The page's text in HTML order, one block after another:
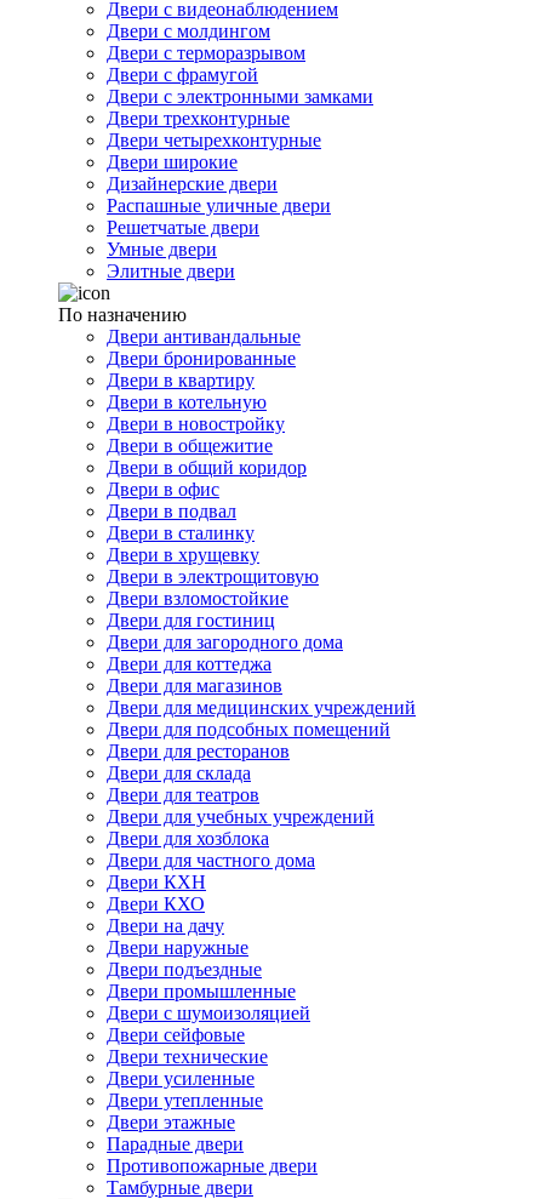
Двери с видеонаблюдением
Двери с молдингом
Двери с терморазрывом
Двери с фрамугой
Двери с электронными замками
Двери трехконтурные
Двери четырехконтурные
Двери широкие
Дизайнерские двери
Распашные уличные двери
Решетчатые двери
Умные двери
Элитные двери
По назначению
Двери антивандальные
Двери бронированные
Двери в квартиру
Двери в котельную
Двери в новостройку
Двери в общежитие
Двери в общий коридор
Двери в офис
Двери в подвал
Двери в сталинку
Двери в хрущевку
Двери в электрощитовую
Двери взломостойкие
Двери для гостиниц
Двери для загородного дома
Двери для коттеджа
Двери для магазинов
Двери для медицинских учреждений
Двери для подсобных помещений
Двери для ресторанов
Двери для склада
Двери для театров
Двери для учебных учреждений
Двери для хозблока
Двери для частного дома
Двери КХН
Двери КХО
Двери на дачу
Двери наружные
Двери подъездные
Двери промышленные
Двери с шумоизоляцией
Двери сейфовые
Двери технические
Двери усиленные
Двери утепленные
Двери этажные
Парадные двери
Противопожарные двери
Тамбурные двери